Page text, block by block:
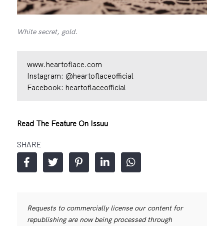
White secret, gold.
www.heartoflace.com
Instagram: @heartoflaceofficial
Facebook: heartoflaceofficial
Read The Feature On Issuu
SHARE
Requests to commercially license our content for
republishing are now being processed through